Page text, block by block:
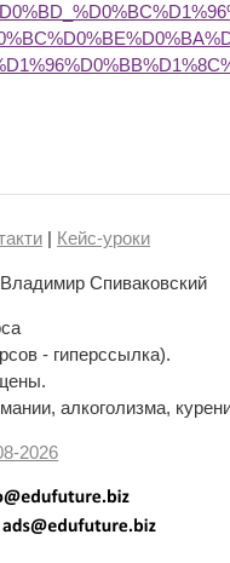
| Кейс-уроки
Спиваковский
- гиперссылка).
алкоголизма,
2026